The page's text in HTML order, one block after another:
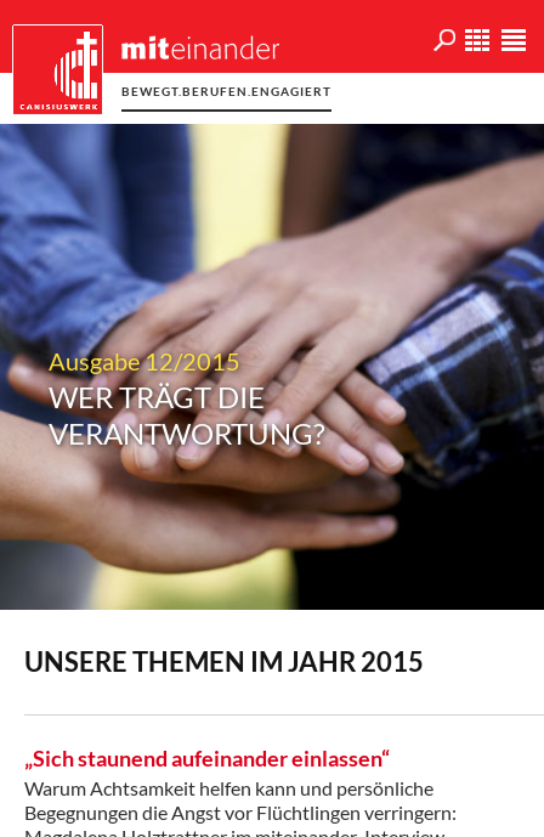
BEWEGT.BERUFEN.ENGAGIERT
Ausgabe 12/2015
WER TRÄGT DIE
VERANTWORTUNG?
UNSERE THEMEN IM JAHR 2015
„Sich staunend aufeinander einlassen“
Warum Achtsamkeit helfen kann und persönliche
Begegnungen die Angst vor Flüchtlingen verringern: